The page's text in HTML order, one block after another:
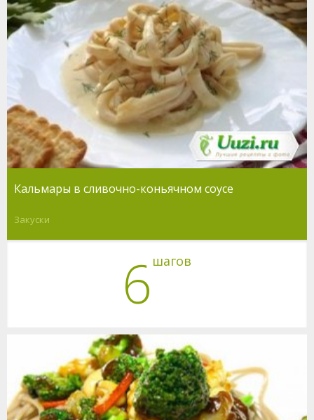
Кальмары в сливочно-коньячном соусе
Закуски
6 шагов